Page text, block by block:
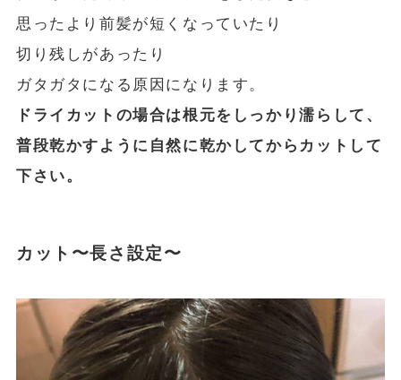
思ったより前髪が短くなっていたり
切り残しがあったり
ガタガタになる原因になります。
ドライカットの場合は根元をしっかり濡らして、
普段乾かすように自然に乾かしてからカットして
下さい。
カット〜長さ設定〜